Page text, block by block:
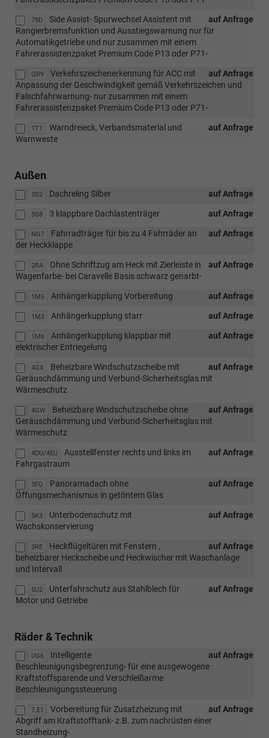
79D auf Anfrage
Side Assist- Spurwechsel Assistent mit
Rangierbremsfunktion und Ausstiegswarnung nur für
Automatikgetriebe und nur zusammen mit einem
Fahrerassistenzpaket Premium Code P13 oder P71-
QR9 auf Anfrage
Verkehrszeichenerkennung für ACC mit
Anpassung der Geschwindigkeit gemäß Verkehrszeichen und
Falschfahrwarnung- nur zusammen mit einem
Fahrerassistenzpaket Premium Code P13 oder P71-
1T1 auf Anfrage
Warndreieck, Verbandsmaterial und
Warnweste
Außen
3S2 auf Anfrage
Dachreling Silber
3S8 auf Anfrage
3 klappbare Dachlastenträger
NG7 auf Anfrage
Fahrradträger für bis zu 4 Fahrräder an
der Heckklappe
2RA auf Anfrage
Ohne Schriftzug am Heck mit Zierleiste in
Wagenfarbe- bei Caravelle Basis schwarz genarbt-
1M5 auf Anfrage
Anhängerkupplung Vorbereitung
1M3 auf Anfrage
Anhängerkupplung starr
1M6 auf Anfrage
Anhängerkupplung klappbar mit
elektrischer Entriegelung
4GX auf Anfrage
Beheizbare Windschutzscheibe mit
Geräuschdämmung und Verbund-Sicherheitsglas mit
Wärmeschutz
4GW auf Anfrage
Beheizbare Windschutzscheibe ohne
Geräuschdämmung und Verbund-Sicherheitsglas mit
Wärmeschutz
4DU/4EU auf Anfrage
Ausstellfenster rechts und links im
Fahrgastraum
3FG auf Anfrage
Panoramadach ohne
Öffungsmechanismus in getöntem Glas
5K3 auf Anfrage
Unterbodenschutz mit
Wachskonservierung
3RE auf Anfrage
Heckflügeltüren mit Fenstern ,
beheizbarer Heckscheibe und Heckwischer mit Waschanlage
und Intervall
5U2 auf Anfrage
Unterfahrschutz aus Stahlblech für
Motor und Getriebe
Räder & Technik
UG6 auf Anfrage
Intelligente
Beschleunigungsbegrenzung- für eine ausgewogene
Kraftstoffsparende und Verschleißarme
Beschleunigungssteuerung
7.E1 auf Anfrage
Vorbereitung für Zusatzheizung mit
Abgriff am Kraftstofftank- z.B. zum nachrüsten einer
Standheizung-